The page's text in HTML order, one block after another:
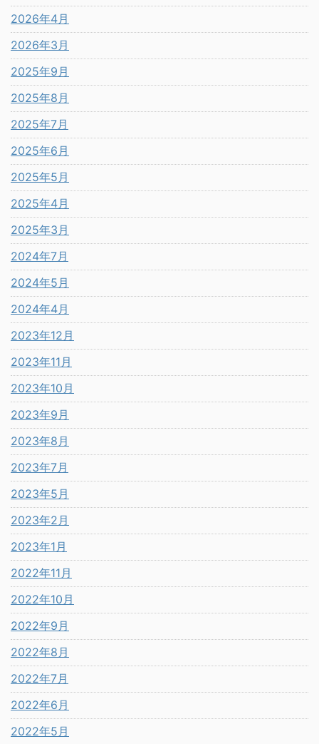
2026年4月
2026年3月
2025年9月
2025年8月
2025年7月
2025年6月
2025年5月
2025年4月
2025年3月
2024年7月
2024年5月
2024年4月
2023年12月
2023年11月
2023年10月
2023年9月
2023年8月
2023年7月
2023年5月
2023年2月
2023年1月
2022年11月
2022年10月
2022年9月
2022年8月
2022年7月
2022年6月
2022年5月